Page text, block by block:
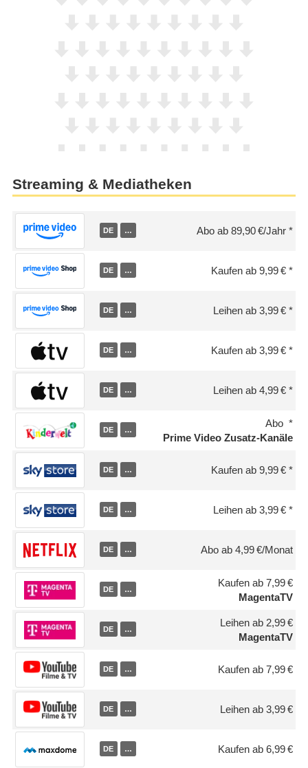
Streaming & Mediatheken
DE … Abo ab 89,90 €/Jahr
DE … Kaufen ab 9,99 €
DE … Leihen ab 3,99 €
DE … Kaufen ab 3,99 €
DE … Leihen ab 4,99 €
DE …
Abo
Prime Video Zusatz-Kanäle
DE … Kaufen ab 9,99 €
DE … Leihen ab 3,99 €
DE … Abo ab 4,99 €/Monat
DE …
Kaufen ab 7,99 €
MagentaTV
DE …
Leihen ab 2,99 €
MagentaTV
DE … Kaufen ab 7,99 €
DE … Leihen ab 3,99 €
DE … Kaufen ab 6,99 €